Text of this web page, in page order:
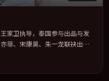
家卫执导，泰国参与出品与发
菲、宋康昊、朱一龙联袂出
听上力求统一。定于 2026-03-
2026 年度话题片中口碑稳健，